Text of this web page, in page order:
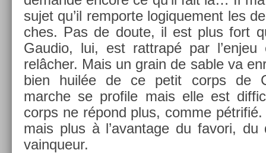
sujet qu’il re­mpor­te logique­ment les
ches. Pas de doute, il est plus fort
Gaudio, lui, est rattrapé par
relâcher. Mais un grain de sable va
bien huilée de ce petit corps de
marche se pro­file mais elle est
corps ne répond plus, comme
mais plus à l’avan­tage du favori, du
vain­queur.